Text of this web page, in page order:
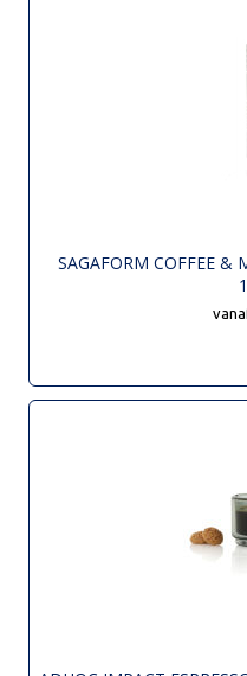
SAGAFORM COFFEE &